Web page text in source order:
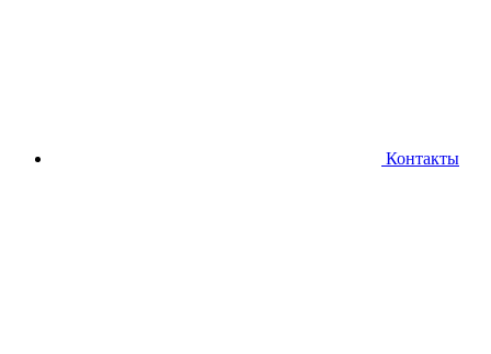
Контакты